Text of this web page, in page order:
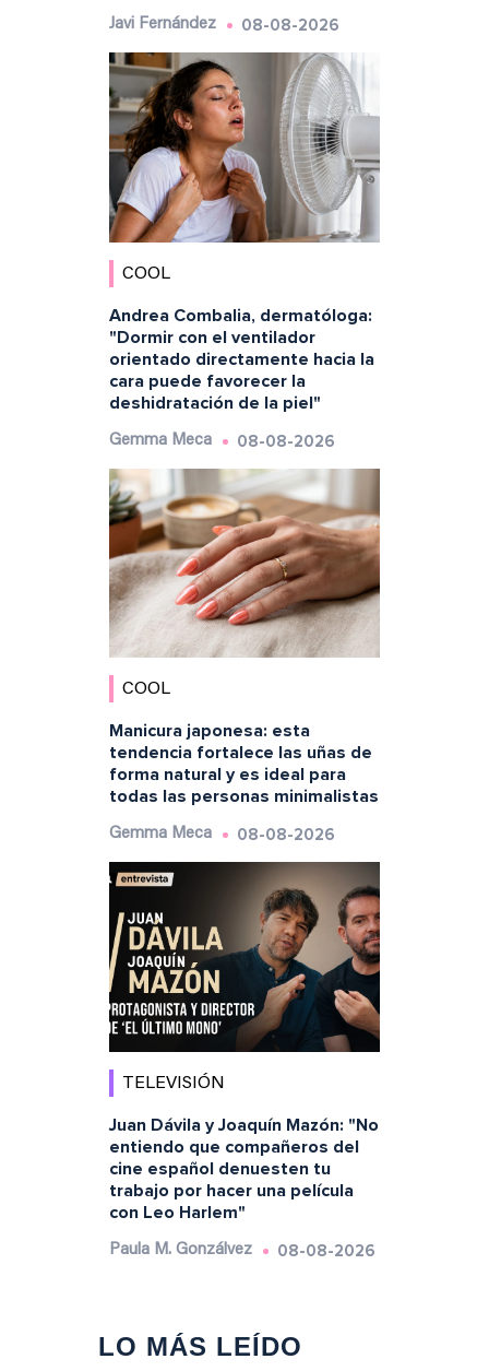
Javi Fernández 08-08-2026
COOL
Andrea Combalia, dermatóloga:
"Dormir con el ventilador
orientado directamente hacia la
cara puede favorecer la
deshidratación de la piel"
Gemma Meca 08-08-2026
COOL
Manicura japonesa: esta
tendencia fortalece las uñas de
forma natural y es ideal para
todas las personas minimalistas
Gemma Meca 08-08-2026
TELEVISIÓN
Juan Dávila y Joaquín Mazón: "No
entiendo que compañeros del
cine español denuesten tu
trabajo por hacer una película
con Leo Harlem"
Paula M. Gonzálvez 08-08-2026
LO MÁS LEÍDO